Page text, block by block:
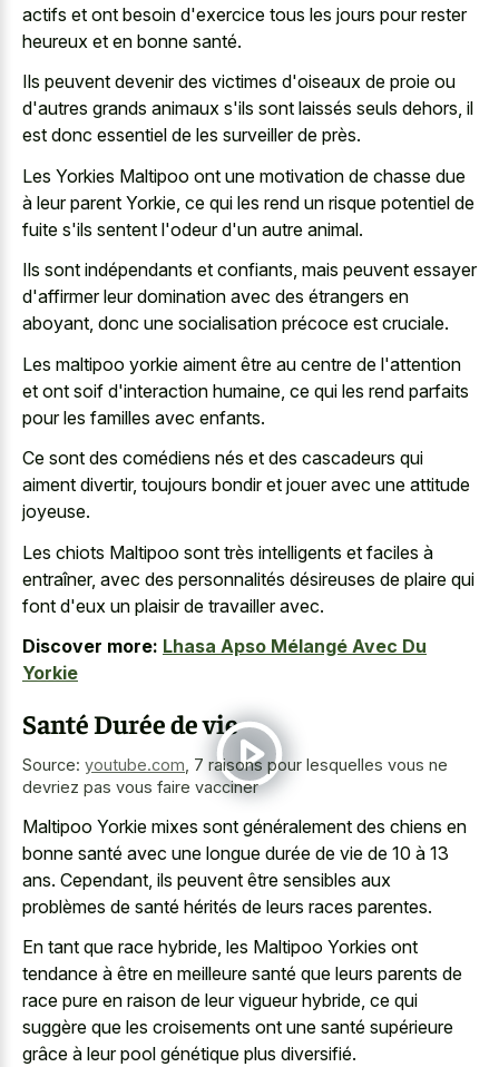
actifs et ont besoin d'exercice tous les jours pour rester
heureux et en bonne santé.
Ils peuvent devenir des victimes d'oiseaux de proie ou
d'autres grands animaux s'ils sont laissés seuls dehors, il
est donc essentiel de les surveiller de près.
Les Yorkies Maltipoo ont une motivation de chasse due
à leur parent Yorkie, ce qui les rend un risque potentiel de
fuite s'ils sentent l'odeur d'un autre animal.
Ils sont indépendants et confiants, mais peuvent essayer
d'affirmer leur domination avec des étrangers en
aboyant, donc une socialisation précoce est cruciale.
Les maltipoo yorkie aiment être au centre de l'attention
et ont soif d'interaction humaine, ce qui les rend parfaits
pour les familles avec enfants.
Ce sont des comédiens nés et des cascadeurs qui
aiment divertir, toujours bondir et jouer avec une attitude
joyeuse.
Les chiots Maltipoo sont très intelligents et faciles à
entraîner, avec des personnalités désireuses de plaire qui
font d'eux un plaisir de travailler avec.
Discover more: Lhasa Apso Mélangé Avec Du
Yorkie
Santé Durée de vie
Source: youtube.com 7 raisons pour lesquelles vous ne
devriez pas vous faire vacciner
Maltipoo Yorkie mixes sont généralement des chiens en
bonne santé avec une longue durée de vie de 10 à 13
ans. Cependant, ils peuvent être sensibles aux
problèmes de santé hérités de leurs races parentes.
En tant que race hybride, les Maltipoo Yorkies ont
tendance à être en meilleure santé que leurs parents de
race pure en raison de leur vigueur hybride, ce qui
suggère que les croisements ont une santé supérieure
grâce à leur pool génétique plus diversifié.